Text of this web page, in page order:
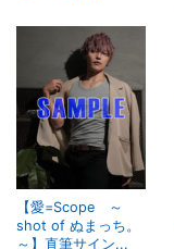
【愛=Scope ～
shot of ぬまっち。
～】直筆サイン...